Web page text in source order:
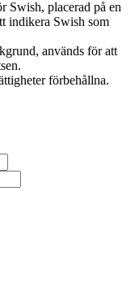
förbehållna.